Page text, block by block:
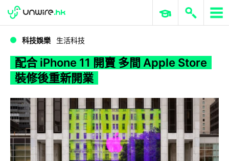
WWDC 2026 ERP 與商業 AI
科技娛樂 生活科技
配合 iPhone 11 開賣 多間 Apple Store
裝修後重新開業